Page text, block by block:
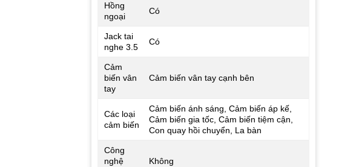
Hồng
ngoại
Có
Jack tai
nghe 3.5
Có
Cảm
biến vân
tay
Cảm biến vân tay cạnh bên
Các loại
cảm biến
Cảm biến ánh sáng, Cảm biến áp kế,
Cảm biến gia tốc, Cảm biến tiệm cận,
Con quay hồi chuyển, La bàn
Công
nghệ
Không